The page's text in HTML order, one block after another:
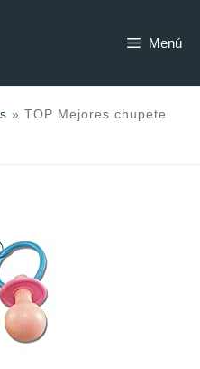
Menú
» TOP Mejores chupete